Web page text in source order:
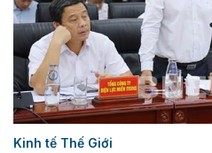
Kinh tế Thế Giới